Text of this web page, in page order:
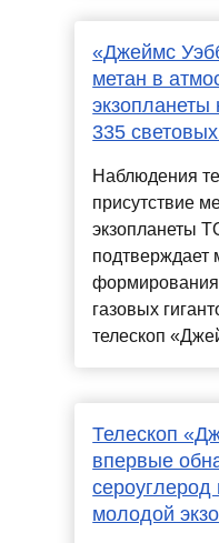
«Джеймс
метан в
экзопланеты
335
Наблюдения
присутствие
экзопланеты
подтверждает
газовых
телескоп
Телескоп
впервые
молодой